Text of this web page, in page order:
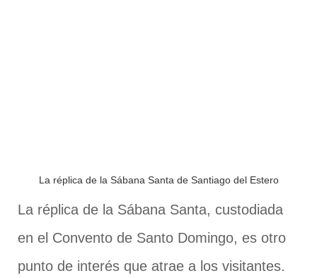
La réplica de la Sábana Santa de Santiago del Estero
La réplica de la Sábana Santa, custodiada
en el Convento de Santo Domingo, es otro
punto de interés que atrae a los visitantes.